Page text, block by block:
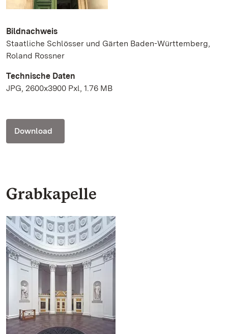
Bildnachweis
Staatliche Schlösser und Gärten Baden-Württemberg,
Roland Rossner
Technische Daten
JPG, 2600x3900 Pxl, 1.76 MB
Download
Grabkapelle